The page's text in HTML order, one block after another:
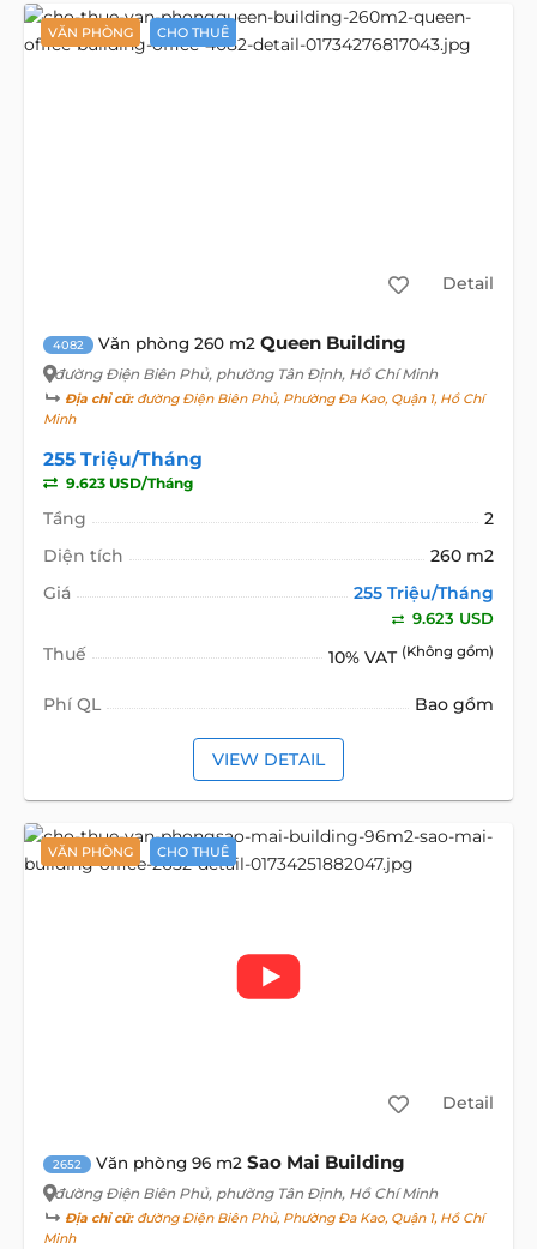
VĂN PHÒNG CHO THUÊ
Detail
4082 Văn phòng 260 m2 Queen Building
đường Điện Biên Phủ, phường Tân Định, Hồ Chí Minh
Địa chỉ cũ:đường Điện Biên Phủ, Phường Đa Kao, Quận 1, Hồ Chí
Minh
255 Triệu/Tháng
9.623 USD/Tháng
Tầng
2
Diện tích
260 m2
Giá
255 Triệu/Tháng
9.623 USD
Thuế 10% VAT (Không gồm)
Phí QL Bao gồm
VIEW DETAIL
VĂN PHÒNG CHO THUÊ
Detail
2652 Văn phòng 96 m2 Sao Mai Building
đường Điện Biên Phủ, phường Tân Định, Hồ Chí Minh
Địa chỉ cũ:đường Điện Biên Phủ, Phường Đa Kao, Quận 1, Hồ Chí
Minh